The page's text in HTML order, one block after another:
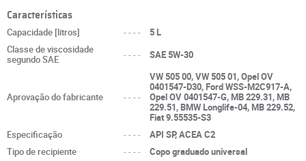
Características
Capacidade [litros] ----
5 L
Classe de viscosidade
segundo SAE
---- SAE 5W-30
Aprovação do fabricante ----
VW 505 00, VW 505 01, Opel OV
0401547-D30, Ford WSS-M2C917-A,
Opel OV 0401547-G, MB 229.31, MB
229.51, BMW Longlife-04, MB 229.52,
Fiat 9.55535-S3
Especificação
----
API SP, ACEA C2
Tipo de recipiente
---- Copo graduado universal